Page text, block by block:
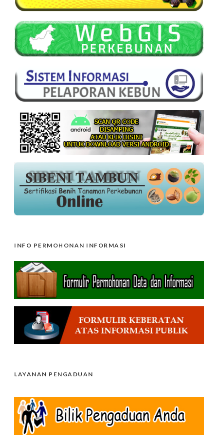
INFO PERMOHONAN INFORMASI
LAYANAN PENGADUAN